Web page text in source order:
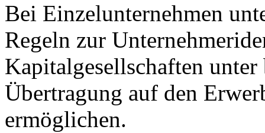
Bei Einzelunternehmen
Regeln zur
Kapitalgesellschaften
Übertragung auf den
ermöglichen.